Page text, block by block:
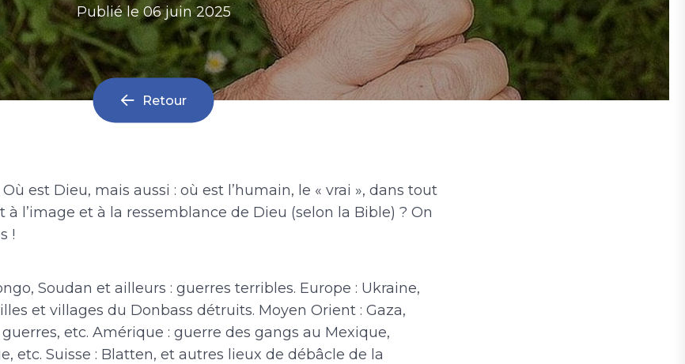
Publié le06 juin 2025
Retour
est Dieu, mais aussi : où est l’humain, le « vrai », dans tout
à l’image et à la ressemblance de Dieu (selon la Bible) ? On
!
Soudan et ailleurs : guerres terribles. Europe : Ukraine,
et villages du Donbass détruits. Moyen Orient : Gaza,
guerres, etc. Amérique : guerre des gangs au Mexique,
etc. Suisse : Blatten, et autres lieux de débâcle de la